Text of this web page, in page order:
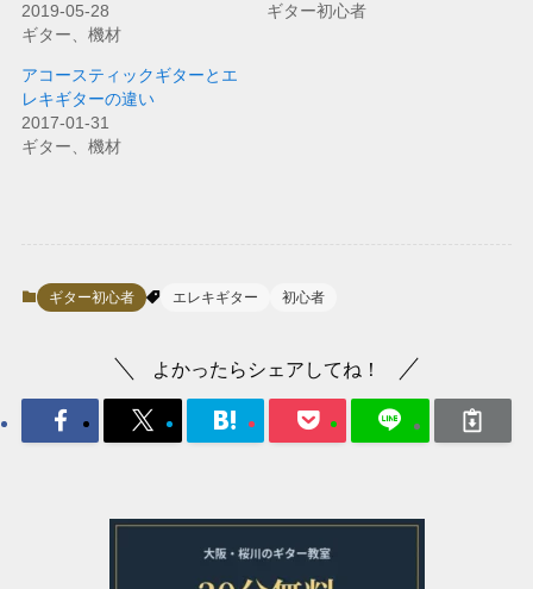
2019-05-28
ギター、機材
ギター初心者
アコースティックギターとエ
レキギターの違い
2017-01-31
ギター、機材
ギター初心者 エレキギター 初心者
よかったらシェアしてね！